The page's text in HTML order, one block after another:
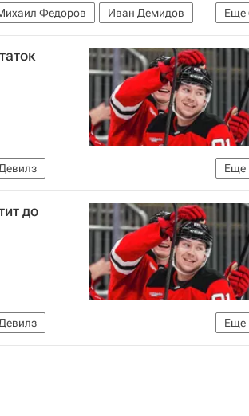
Еще
Федоров
Иван Демидов
Металлург (Магнитогорск)
Еще
до
Еще